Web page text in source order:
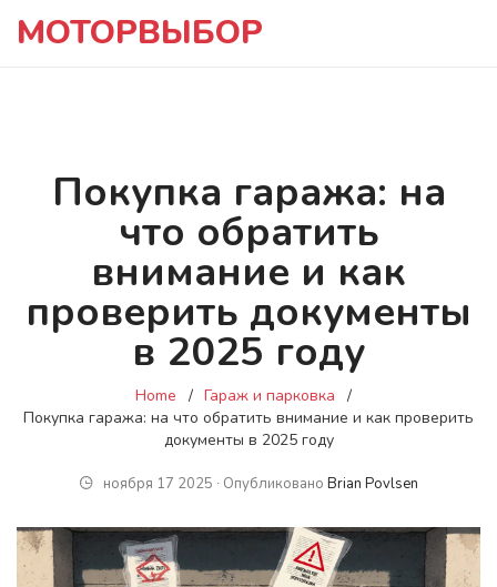
МОТОРВЫБОР
Покупка гаража: на
что обратить
внимание и как
проверить документы
в 2025 году
Home
Гараж и парковка
Покупка гаража: на что обратить внимание и как проверить
документы в 2025 году
ноября 17 2025 ∙ Опубликовано Brian Povlsen